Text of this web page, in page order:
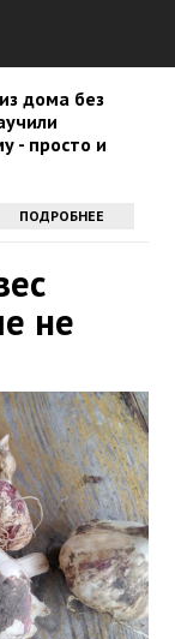
дома без
- просто и
ПОДРОБНЕЕ
не